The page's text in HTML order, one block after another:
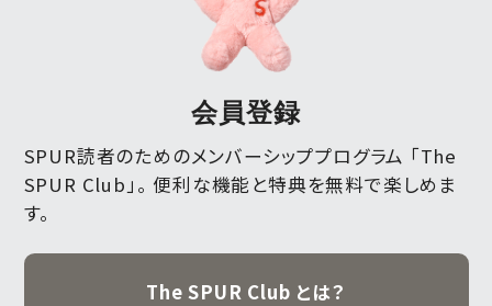
会員登録
SPUR読者のためのメンバーシッププログラム 「The
SPUR Club」。 便利な機能と特典を無料で楽しめま
す。
The SPUR Club とは？